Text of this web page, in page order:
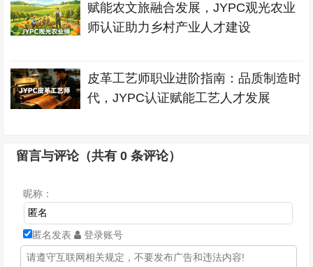
赋能农文旅融合发展，JYPC观光农业
师认证助力乡村产业人才建设
皮革工艺师职业进阶指南：品质制造时
代，JYPC认证赋能工艺人才发展
留言与评论（共有0 条评论）
昵称：
匿名发表 登录账号